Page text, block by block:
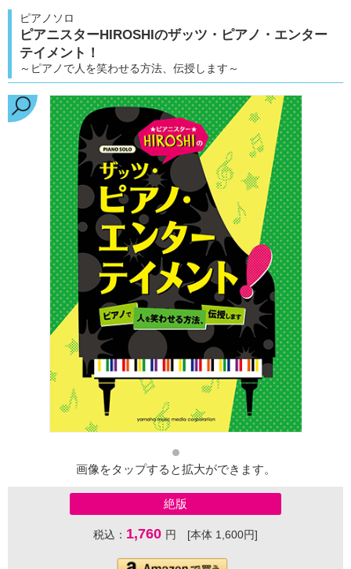
ピアノソロ
ピアニスターHIROSHIのザッツ・ピアノ・エンター
テイメント！
～ピアノで人を笑わせる方法、伝授します～
画像をタップすると拡大ができます。
絶版
税込： 1,760 円 [本体 1,600円]